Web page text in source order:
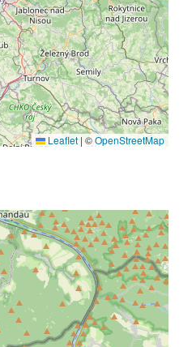
Leaflet | ©OpenStreetMap